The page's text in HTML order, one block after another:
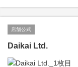
店舗公式
Daikai Ltd.